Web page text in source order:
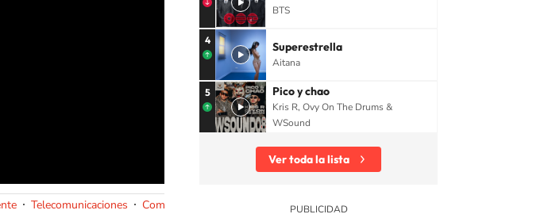
Telecomunicaciones Comunicaciones
BTS
4 Superestrella
Aitana
5 Pico y chao
Kris R, Ovy On The Drums &
WSound
Ver toda la lista